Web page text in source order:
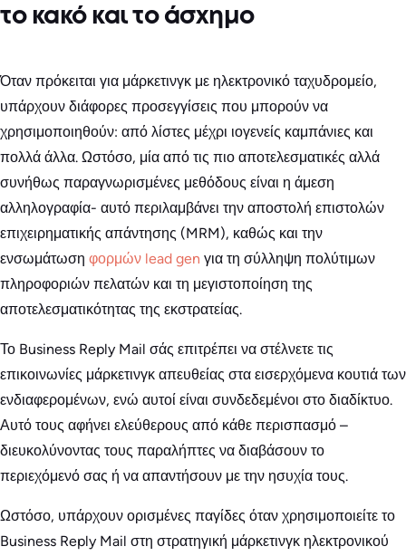
το κακό και το άσχημο
Όταν πρόκειται για μάρκετινγκ με ηλεκτρονικό ταχυδρομείο,
υπάρχουν διάφορες προσεγγίσεις που μπορούν να
χρησιμοποιηθούν: από λίστες μέχρι ιογενείς καμπάνιες και
πολλά άλλα. Ωστόσο, μία από τις πιο αποτελεσματικές αλλά
συνήθως παραγνωρισμένες μεθόδους είναι η άμεση
αλληλογραφία- αυτό περιλαμβάνει την αποστολή επιστολών
επιχειρηματικής απάντησης (MRM), καθώς και την
ενσωμάτωση φορμών lead gen για τη σύλληψη πολύτιμων
πληροφοριών πελατών και τη μεγιστοποίηση της
αποτελεσματικότητας της εκστρατείας.
Το Business Reply Mail σάς επιτρέπει να στέλνετε τις
επικοινωνίες μάρκετινγκ απευθείας στα εισερχόμενα κουτιά των
ενδιαφερομένων, ενώ αυτοί είναι συνδεδεμένοι στο διαδίκτυο.
Αυτό τους αφήνει ελεύθερους από κάθε περισπασμό –
διευκολύνοντας τους παραλήπτες να διαβάσουν το
περιεχόμενό σας ή να απαντήσουν με την ησυχία τους.
Ωστόσο, υπάρχουν ορισμένες παγίδες όταν χρησιμοποιείτε το
Business Reply Mail στη στρατηγική μάρκετινγκ ηλεκτρονικού